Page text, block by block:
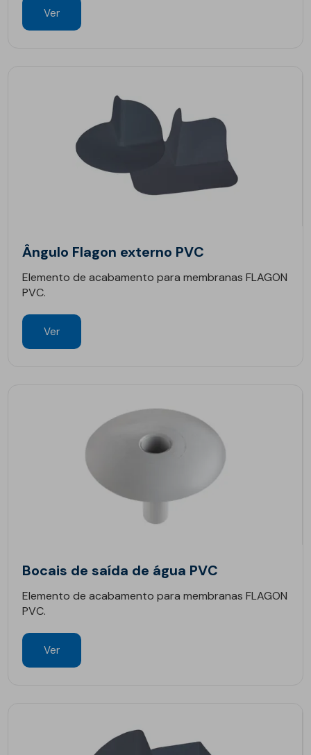
Ver
Ângulo Flagon externo PVC
Elemento de acabamento para membranas FLAGON
PVC.
Ver
Bocais de saída de água PVC
Elemento de acabamento para membranas FLAGON
PVC.
Ver